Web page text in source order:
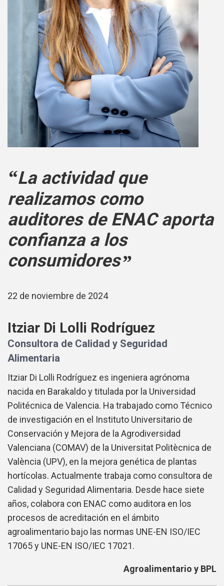
La actividad que
realizamos como
auditores de ENAC aporta
confianza a los
consumidores
22 de noviembre de 2024
Itziar Di Lolli Rodríguez
Consultora de Calidad y Seguridad
Alimentaria
Itziar Di Lolli Rodríguez es ingeniera agrónoma
nacida en Barakaldo y titulada por la Universidad
Politécnica de Valencia. Ha trabajado como Técnico
de investigación en el Instituto Universitario de
Conservación y Mejora de la Agrodiversidad
Valenciana (COMAV) de la Universitat Politècnica de
València (UPV), en la mejora genética de plantas
hortícolas. Actualmente trabaja como consultora de
Calidad y Seguridad Alimentaria. Desde hace siete
años, colabora con ENAC como auditora en los
procesos de acreditación en el ámbito
agroalimentario bajo las normas UNE-EN ISO/IEC
17065 y UNE-EN ISO/IEC 17021.
Agroalimentario y BPL